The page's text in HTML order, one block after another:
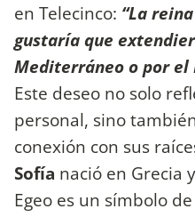
en Telecinco: “La
gustaría que
Mediterráneo o por el
Este deseo no solo
personal, sino
conexión con sus
Sofía nació en Grecia
Egeo es un símbolo